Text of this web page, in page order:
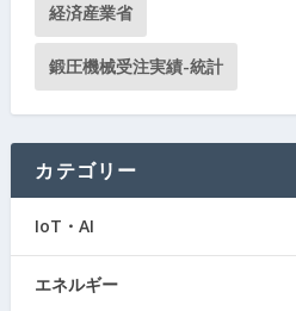
経済産業省
鍛圧機械受注実績-統計
カテゴリー
IoT・AI
エネルギー